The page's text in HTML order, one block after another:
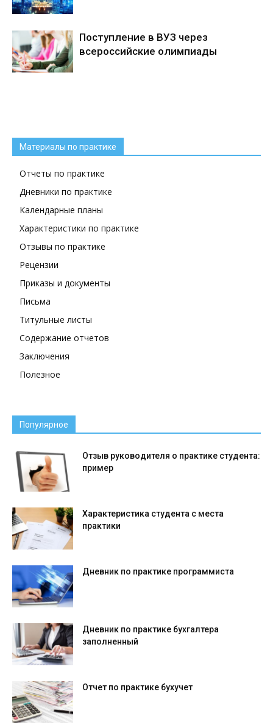
Поступление в ВУЗ через
всероссийские олимпиады
Материалы по практике
Отчеты по практике
Дневники по практике
Календарные планы
Характеристики по практике
Отзывы по практике
Рецензии
Приказы и документы
Письма
Титульные листы
Содержание отчетов
Заключения
Полезное
Популярное
Отзыв руководителя о практике студента:
пример
Характеристика студента с места
практики
Дневник по практике программиста
Дневник по практике бухгалтера
заполненный
Отчет по практике бухучет